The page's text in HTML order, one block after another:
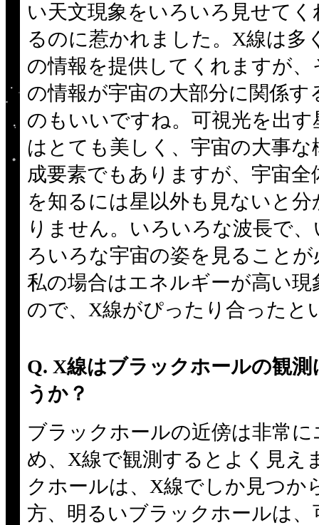
い天文現象をいろいろ見せてく
るのに惹かれました。X線は多
の情報を提供してくれますが、
の情報が宇宙の大部分に関係す
のもいいですね。可視光を出す
はとても美しく、宇宙の大事な
成要素でもありますが、宇宙全
を知るには星以外も見ないと分
りません。いろいろな波長で、
ろいろな宇宙の姿を見ること
私の場合はエネルギーが高い
ので、X線がぴったり合ったと
Q. X線はブラックホールの観
うか？
ブラックホールの近傍は非常
め、X線で観測するとよく見え
クホールは、X線でしか見つか
方、明るいブラックホールは